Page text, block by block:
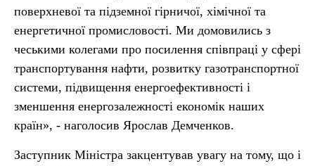
поверхневої та підземної гірничої, хімічної та
енергетичної промисловості. Ми домовились з
чеськими колегами про посилення співпраці у сфері
транспортування нафти, розвитку газотранспортної
системи, підвищення енергоефективності і
зменшення енергозалежності економік наших
країн», - наголосив Ярослав Демченков.
Заступник Міністра закцентував увагу на тому, що і